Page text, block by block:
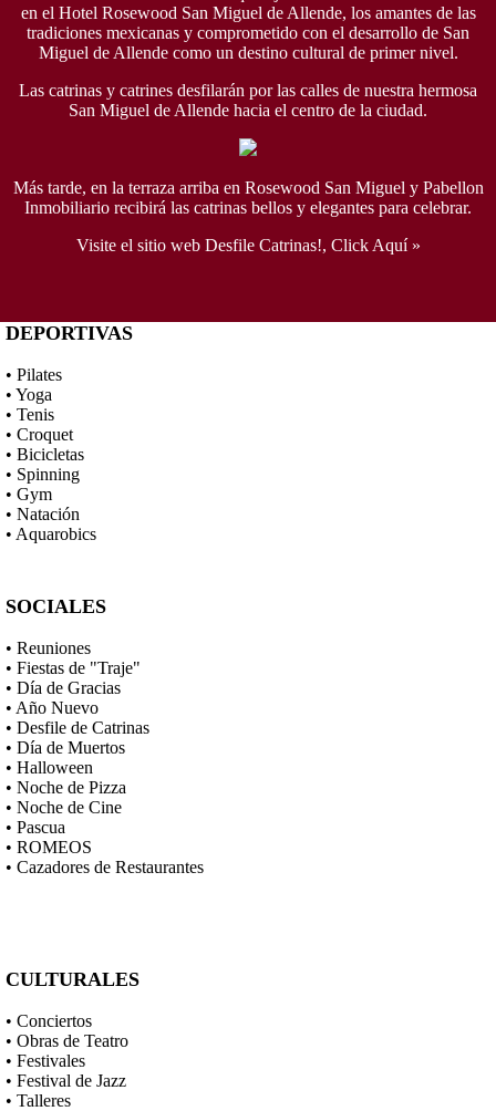
en el Hotel Rosewood San Miguel de Allende, los amantes de las
tradiciones mexicanas y comprometido con el desarrollo de San
Miguel de Allende como un destino cultural de primer nivel.
Las catrinas y catrines desfilarán por las calles de nuestra hermosa
San Miguel de Allende hacia el centro de la ciudad.
Más tarde, en la terraza arriba en Rosewood San Miguel y Pabellon
Inmobiliario recibirá las catrinas bellos y elegantes para celebrar.
Visite el sitio web Desfile Catrinas!, Click Aquí »
DEPORTIVAS
• Pilates
• Yoga
• Tenis
• Croquet
• Bicicletas
• Spinning
• Gym
• Natación
• Aquarobics
SOCIALES
• Reuniones
• Fiestas de "Traje"
• Día de Gracias
• Año Nuevo
• Desfile de Catrinas
• Día de Muertos
• Halloween
• Noche de Pizza
• Noche de Cine
• Pascua
• ROMEOS
• Cazadores de Restaurantes
CULTURALES
• Conciertos
• Obras de Teatro
• Festivales
• Festival de Jazz
• Talleres